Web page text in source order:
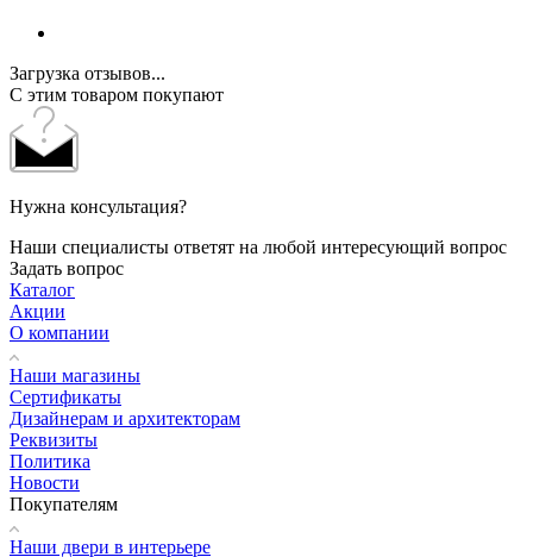
Загрузка отзывов...
С этим товаром покупают
Нужна консультация?
Наши специалисты ответят на любой интересующий вопрос
Задать вопрос
Каталог
Акции
О компании
Наши магазины
Сертификаты
Дизайнерам и архитекторам
Реквизиты
Политика
Новости
Покупателям
Наши двери в интерьере